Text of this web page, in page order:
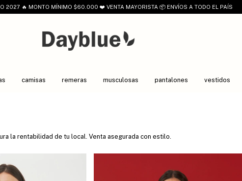
2027 🔥 MONTO MÍNIMO $60.000 ❤️ VENTA MAYORISTA 📦 ENVÍOS A TODO EL PAÍS
camisas remeras musculosas pantalones vestidos
la rentabilidad de tu local. Venta asegurada con estilo.